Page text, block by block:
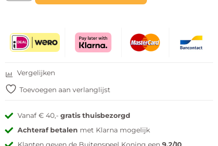
Vergelijken
Toevoegen aan verlanglijst
Vanaf € 40,-gratis thuisbezorgd
Achteraf betalen met Klarna mogelijk